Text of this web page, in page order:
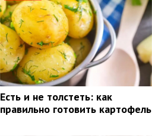
Есть и не толстеть: как
правильно готовить картофель